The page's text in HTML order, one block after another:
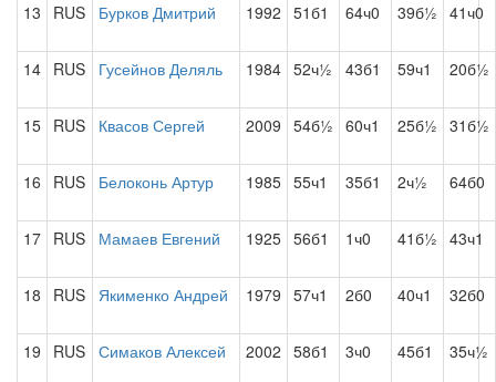
13 RUS Бурков Дмитрий 1992 51б1 64ч0 39б½ 41ч0
14 RUS Гусейнов Деляль 1984 52ч½ 43б1 59ч1 20б½
15 RUS Квасов Сергей 2009 54б½ 60ч1 25б½ 31б½
16 RUS Белоконь Артур 1985 55ч1 35б1 2ч½ 64б0
17 RUS Мамаев Евгений 1925 56б1 1ч0 41б½ 43ч1
18 RUS Якименко Андрей 1979 57ч1 2б0 40ч1 32б0
19 RUS Симаков Алексей 2002 58б1 3ч0 45б1 35ч½